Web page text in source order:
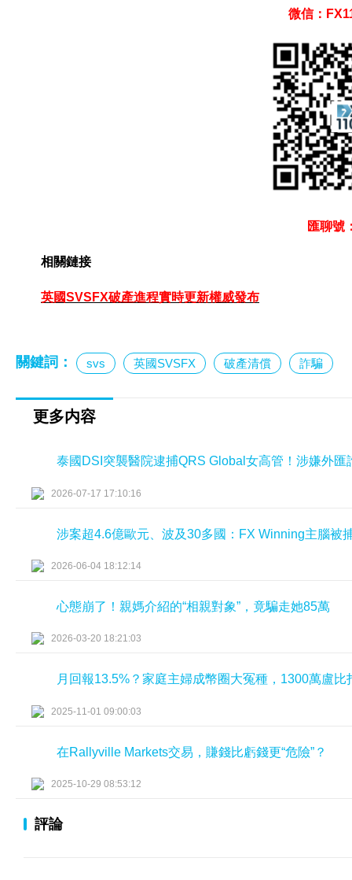
微信：
匯聊號
相關鏈接
英國SVSFX破產進程實時更新權威發布
關鍵詞： svs 英國SVSFX 破產清償 詐騙
更多内容
泰國DSI突襲醫院逮捕QRS Global女高管！涉嫌外
2026-07-17 17:10:16
涉案超4.6億歐元、波及30多國：FX Winning主腦被
2026-06-04 18:12:14
心態崩了！親媽介紹的“相親對象”，竟騙走她85萬
2026-03-20 18:21:03
月回報13.5%？家庭主婦成幣圈大冤種，1300萬盧比
2025-11-01 09:00:03
在Rallyville Markets交易，賺錢比虧錢更“危險”？
2025-10-29 08:53:12
評論